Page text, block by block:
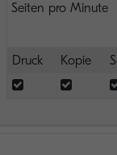
Seiten pro Minute
Druck
Kopie